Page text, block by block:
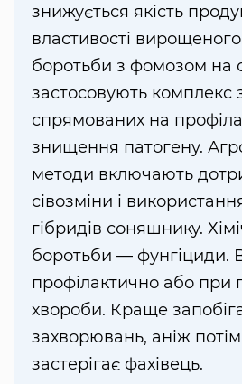
знижується якість
властивості
боротьби з фомозом на
застосовують комплекс
спрямованих на
знищення патогену.
методи включають
сівозміни і
гібридів соняшнику.
боротьби — фунгіциди.
профілактично або при
хвороби. Краще
захворювань, аніж
застерігає фахівець.